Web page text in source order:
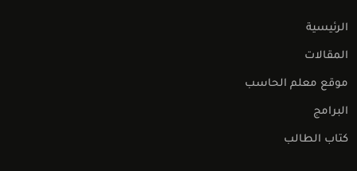
الرئيسية
المقالات
موقع معلم الحاسب
البرامج
كتاب الطالب